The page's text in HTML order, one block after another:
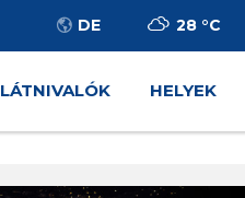
DE 28 °C
LÁTNIVALÓK HELYEK